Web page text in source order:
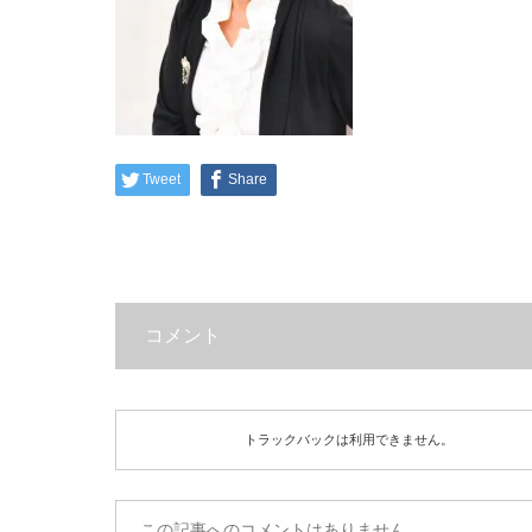
Tweet Share
コメント
トラックバックは利用できません。